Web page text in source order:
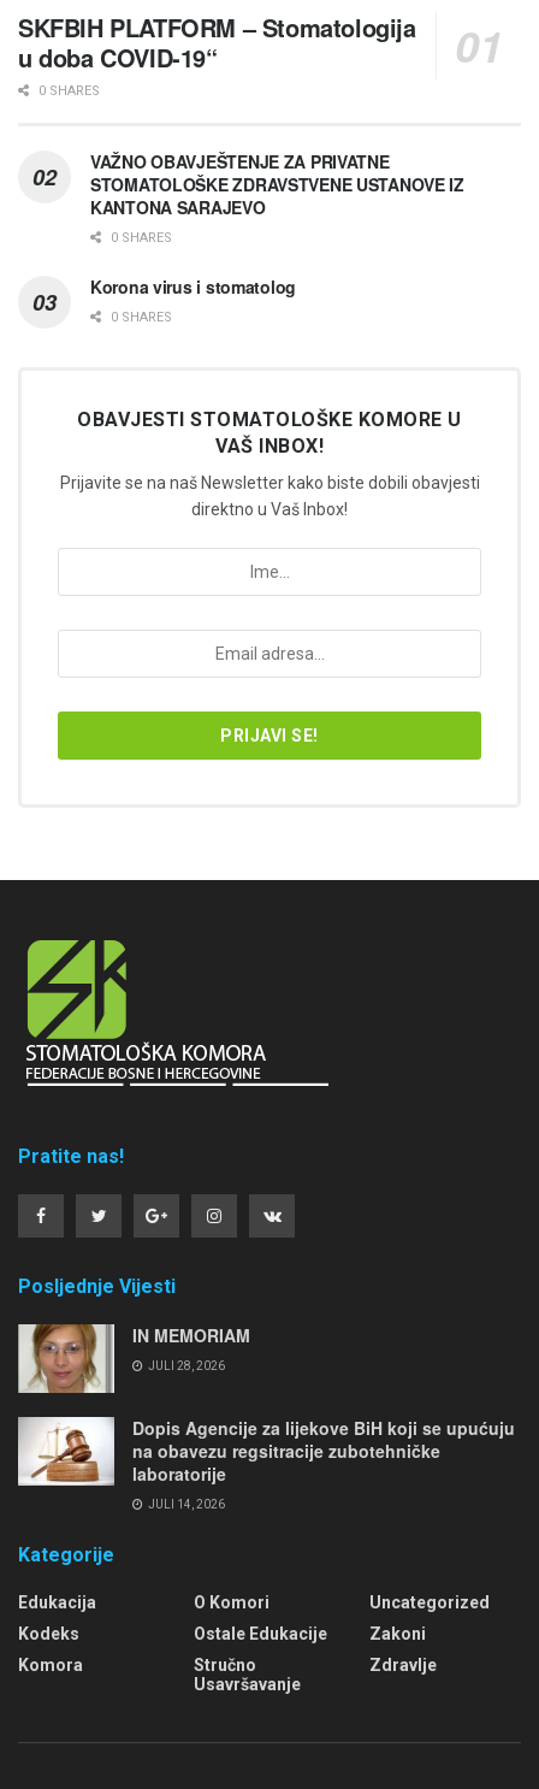
SKFBIH PLATFORM – Stomatologija
u doba COVID-19“
0 SHARES
VAŽNO OBAVJEŠTENJE ZA PRIVATNE
STOMATOLOŠKE ZDRAVSTVENE USTANOVE IZ
KANTONA SARAJEVO
0 SHARES
Korona virus i stomatolog
0 SHARES
OBAVJESTI STOMATOLOŠKE KOMORE U
VAŠ INBOX!
Prijavite se na naš Newsletter kako biste dobili obavjesti
direktno u Vaš Inbox!
Pratite nas!
Posljednje Vijesti
IN MEMORIAM
JULI 28, 2026
Dopis Agencije za lijekove BiH koji se upućuju
na obavezu regsitracije zubotehničke
laboratorije
JULI 14, 2026
Kategorije
Edukacija
Kodeks
Komora
O Komori
Ostale Edukacije
Stručno
Usavršavanje
Uncategorized
Zakoni
Zdravlje